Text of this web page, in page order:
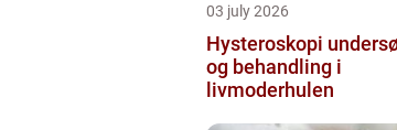
03 july 2026
Hysteroskopi undersøgelse
og behandling i
livmoderhulen